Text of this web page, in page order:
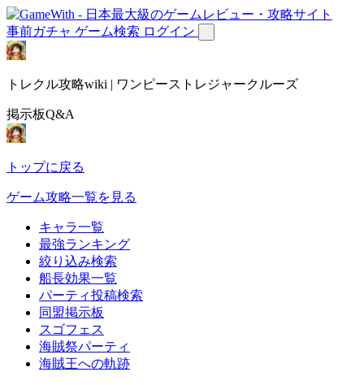
事前ガチャ ゲーム検索 ログイン
トレクル攻略wiki | ワンピーストレジャークルーズ
掲示板Q&A
トップに戻る
ゲーム攻略一覧を見る
キャラ一覧
最強ランキング
絞り込み検索
船長効果一覧
パーティ投稿検索
同盟掲示板
スゴフェス
海賊祭パーティ
海賊王への軌跡